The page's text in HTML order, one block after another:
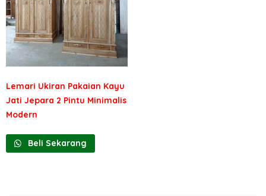
Lemari Ukiran Pakaian Kayu
Jati Jepara 2 Pintu Minimalis
Modern
Beli Sekarang